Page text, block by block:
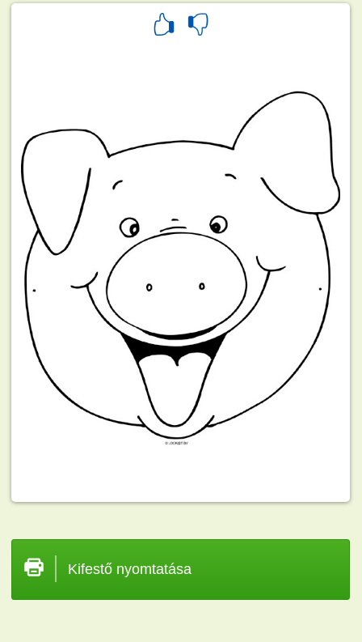
Kifestő nyomtatása